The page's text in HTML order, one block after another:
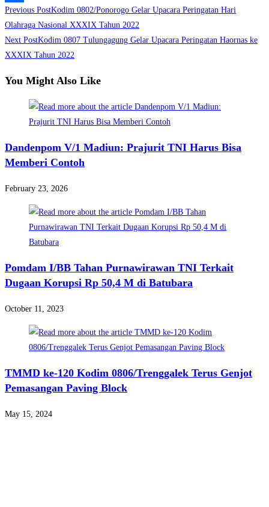
Share
Read
more
articles
Previous PostKodim 0802/Ponorogo Gelar Upacara Peringatan Hari
Olahraga Nasional XXXIX Tahun 2022
Next PostKodim 0807 Tulungagung Gelar Upacara Peringatan Haornas ke
XXXIX Tahun 2022
You Might Also Like
Dandenpom V/1 Madiun: Prajurit TNI Harus Bisa
Memberi Contoh
February 23, 2026
Pomdam I/BB Tahan Purnawirawan TNI Terkait
Dugaan Korupsi Rp 50,4 M di Batubara
October 11, 2023
TMMD ke-120 Kodim 0806/Trenggalek Terus Genjot
Pemasangan Paving Block
May 15, 2024